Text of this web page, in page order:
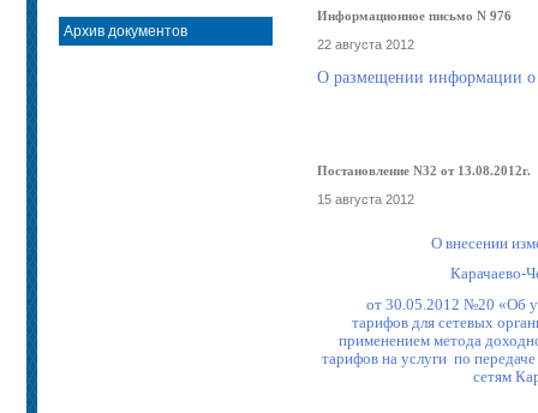
Архив документов
Информационное письмо N 976
22 августа 2012
О размещении информации о
Постановление N32 от 13.08.2012г.
15 августа 2012
О внесении
Карачаево-
от 30.05.2012 №20 «Об
тарифов для сетевых
применением метода
тарифов на услуги по
сетям